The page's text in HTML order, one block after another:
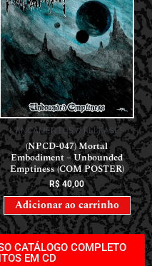
LANÇAMENTOS // RELEASES
(NPCD-047) Mortal
Embodiment – Unbounded
Emptiness (COM POSTER)
R$40,00
Adicionar ao carrinho
CATÁLOGO COMPLETO
EM CD